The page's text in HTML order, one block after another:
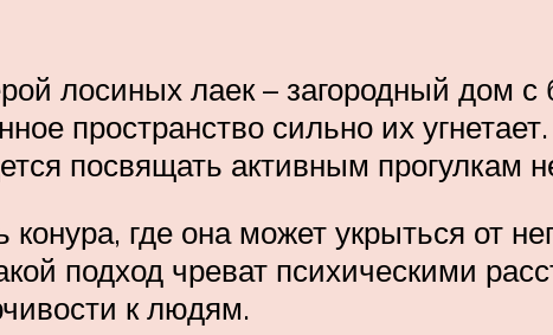
лосиных лаек – загородный дом
пространство сильно их
посвящать активным прогулкам
где она может укрыться от
подход чреват психическими
к людям.